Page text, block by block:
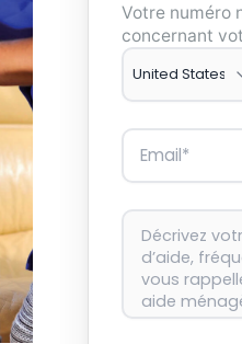
Votre numéro
concernant